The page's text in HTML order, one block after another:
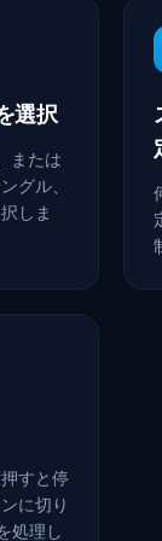
選択
または
グル、
しま
すと停
に切り
処理し